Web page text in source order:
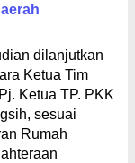
dilanjutkan
Ketua Tim
Ketua TP. PKK
sesuai
Rumah